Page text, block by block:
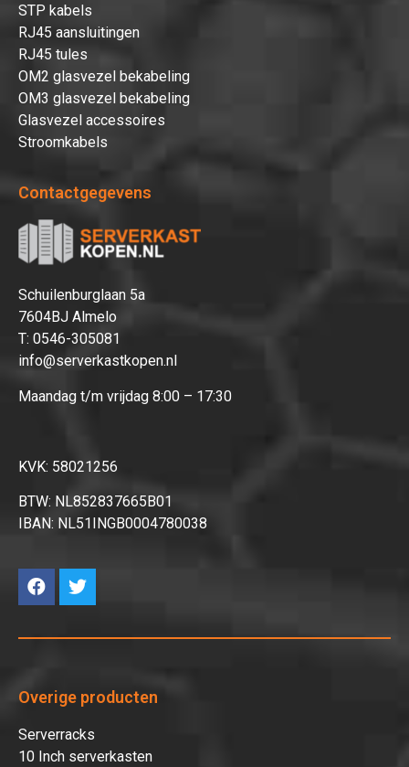
STP kabels
RJ45 aansluitingen
RJ45 tules
OM2 glasvezel bekabeling
OM3 glasvezel bekabeling
Glasvezel accessoires
Stroomkabels
Contactgegevens
Schuilenburglaan 5a
7604BJ Almelo
T: 0546-305081
info@serverkastkopen.nl
Maandag t/m vrijdag 8:00 – 17:30
KVK: 58021256
BTW: NL852837665B01
IBAN: NL51INGB0004780038
Overige producten
Serverracks
10 Inch serverkasten